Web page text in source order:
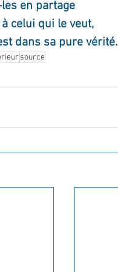
en partage
celui qui le veut,
dans sa pure vérité.
source